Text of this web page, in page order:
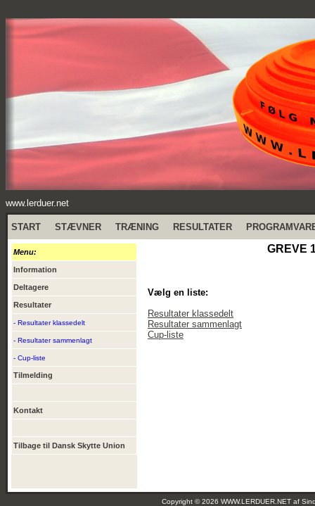
www.lerduer.net
START STÆVNER TRÆNING RESULTATER
Menu:
Information
Deltagere
Resultater
- Resultater klassedelt
- Resultater sammenlagt
- Cup-liste
Tilmelding
Kontakt
Tilbage til Dansk Skytte Union
GREVE
Vælg en liste:
Resultater klassedelt
Resultater sammenlagt
Cup-liste
Copyright © 2026 WWW.LERDUER.NET af